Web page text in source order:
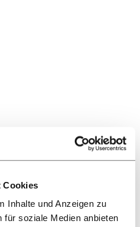
Cookies
Inhalte und Anzeigen zu
für soziale Medien anbieten